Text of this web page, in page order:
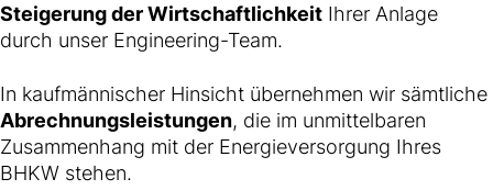
Steigerung der Wirtschaftlichkeit Ihrer Anlage
durch unser Engineering-Team.
In kaufmännischer Hinsicht übernehmen wir sämtliche
Abrechnungsleistungen, die im unmittelbaren
Zusammenhang mit der Energieversorgung Ihres
BHKW stehen.